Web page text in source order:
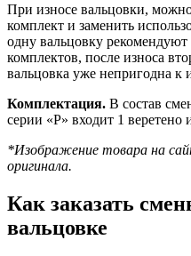
При износе вальцовки,
комплект и заменить
одну вальцовку
комплектов, после износа
вальцовка уже непригодна к
Комплектация. В состав
серии «Р» входит 1 веретено
*Изображение товара на
оригинала.
Как заказать
вальцовке